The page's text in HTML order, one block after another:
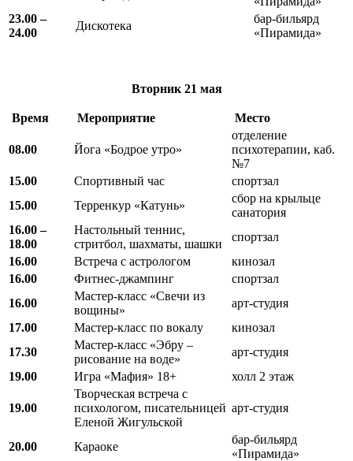
23.00 –
24.00
Дискотека
бар-бильярд
«Пирамида»
Вторник 21 мая
Время Мероприятие Место
08.00 Йога «Бодрое утро»
отделение
психотерапии, каб.
№7
15.00
Спортивный час
спортзал
15.00
Терренкур «Катунь»
сбор на крыльце
санатория
16.00 –
18.00
Настольный теннис,
стритбол, шахматы, шашки
спортзал
16.00
Встреча с астрологом
кинозал
16.00
Фитнес-джампинг
спортзал
16.00
Мастер-класс «Свечи из
вощины»
арт-студия
17.00
Мастер-класс по вокалу
кинозал
17.30
Мастер-класс «Эбру –
рисование на воде»
арт-студия
19.00
Игра «Мафия» 18+ холл 2 этаж
19.00
Творческая встреча с
психологом, писательницей
Еленой Жигульской
арт-студия
20.00 Караоке
бар-бильярд
«Пирамида»